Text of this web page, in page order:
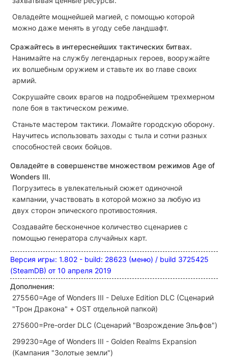
Овладейте мощнейшей магией, с помощью которой
можно даже менять в угоду себе ландшафт.
Сражайтесь в интереснейших тактических битвах.
Нанимайте на службу легендарных героев, вооружайте
их волшебным оружием и ставьте их во главе своих
армий.
Сокрушайте своих врагов на подробнейшем трехмерном
поле боя в тактическом режиме.
Станьте мастером тактики. Ломайте городскую оборону.
Научитесь использовать заходы с тыла и сотни разных
способностей своих бойцов.
Овладейте в совершенстве множеством режимов Age of
Wonders III.
Погрузитесь в увлекательный сюжет одиночной
кампании, участвовать в которой можно за любую из
двух сторон эпического противостояния.
Создавайте бесконечное количество сценариев с
помощью генератора случайных карт.
Версия игры: 1.802 - build: 28623 (меню) / build 3725425
(SteamDB) от 10 апреля 2019
Дополнения:
275560=Age of Wonders III - Deluxe Edition DLC (Сценарий
"Трон Дракона" + OST отдельной папкой)
275600=Pre-order DLC (Сценарий "Возрождение Эльфов")
299230=Age of Wonders III - Golden Realms Expansion
(Кампания "Золотые земли")